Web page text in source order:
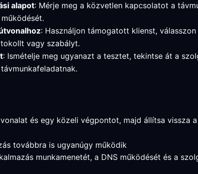
alapot: Mérje meg a közvetlen kapcsolatot a
: Használjon támogatott klienst,
vagy szabályt.
: Ismételje meg ugyanazt a tesztet, tekintse át a
és egy közeli végpontot, majd állítsa
továbbra is ugyanúgy működik
munkamenetét, a DNS működését és a